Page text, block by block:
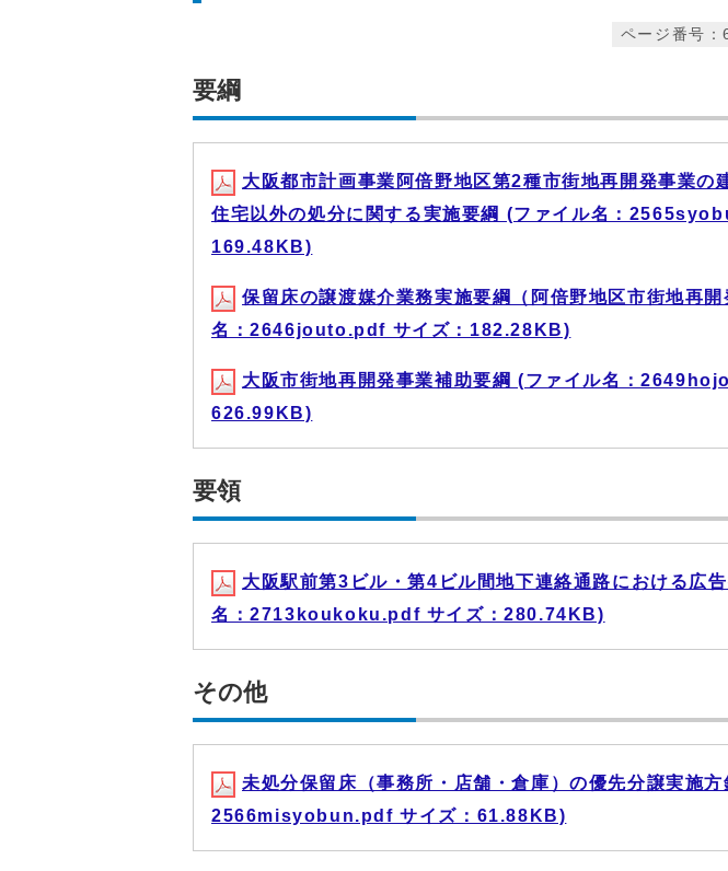
ページ番号
要綱
大阪都市計画事業阿倍野地区第2種市街地再開発事業の
住宅以外の処分に関する実施要綱 (ファイル名：
169.48KB)
保留床の譲渡媒介業務実施要綱（阿倍野地区市街地再
名：2646jouto.pdf サイズ：182.28KB)
大阪市街地再開発事業補助要綱 (ファイル名：
626.99KB)
要領
大阪駅前第3ビル・第4ビル間地下連絡通路における広
名：2713koukoku.pdf サイズ：280.74KB)
その他
未処分保留床（事務所・店舗・倉庫）の優先分譲実施方
2566misyobun.pdf サイズ：61.88KB)